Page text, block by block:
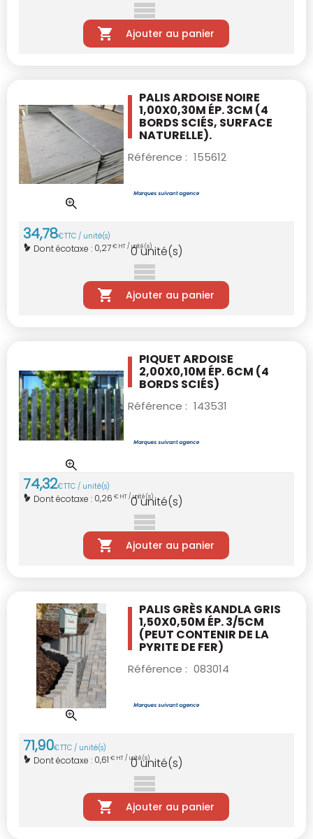
Ajouter au panier
PALIS ARDOISE NOIRE
1,00X0,30M ÉP. 3CM (4
BORDS SCIÉS, SURFACE
NATURELLE).
Référence : 155612
34,78€TTC / unité(s)
Dont écotaxe : 0,27€ HT / unité(s)
0unité(s)
Ajouter au panier
PIQUET ARDOISE
2,00X0,10M ÉP. 6CM (4
BORDS SCIÉS)
Référence : 143531
74,32€TTC / unité(s)
Dont écotaxe : 0,26 € HT / unité(s)
0 unité(s)
Ajouter au panier
PALIS GRÈS KANDLA GRIS
1,50X0,50M ÉP. 3/5CM
(PEUT CONTENIR DE LA
PYRITE DE FER)
Référence : 083014
71,90€TTC / unité(s)
Dont écotaxe : 0,61 € HT / unité(s)
0unité(s)
Ajouter au panier